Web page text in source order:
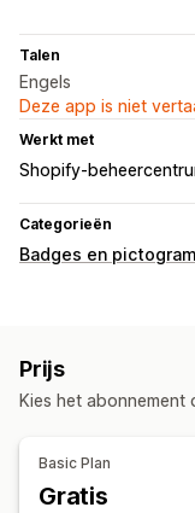
Talen
Engels
Deze app is niet
Werkt met
Shopify-
Categorieën
Badges en
Uitverkoopbanner
Prijs
Kies het
Basic Plan
Gratis